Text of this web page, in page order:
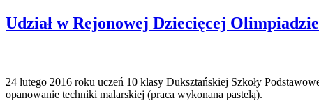
Udział w Rejonowej Dziecięcej
24 lutego 2016 roku uczeń 10 klasy Duksztańskiej Szkoły
opanowanie techniki malarskiej (praca wykonana pastelą).